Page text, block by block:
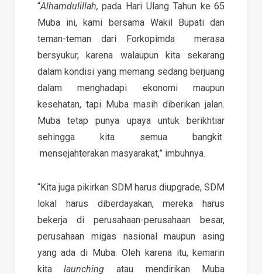
“Alhamdulillah, pada Hari Ulang Tahun ke 65
Muba ini, kami bersama Wakil Bupati dan
teman-teman dari Forkopimda merasa
bersyukur, karena walaupun kita sekarang
dalam kondisi yang memang sedang berjuang
dalam menghadapi ekonomi maupun
kesehatan, tapi Muba masih diberikan jalan.
Muba tetap punya upaya untuk berikhtiar
sehingga kita semua bangkit
mensejahterakan masyarakat,” imbuhnya.
“Kita juga pikirkan SDM harus diupgrade, SDM
lokal harus diberdayakan, mereka harus
bekerja di perusahaan-perusahaan besar,
perusahaan migas nasional maupun asing
yang ada di Muba. Oleh karena itu, kemarin
kitalaunching atau mendirikan Muba